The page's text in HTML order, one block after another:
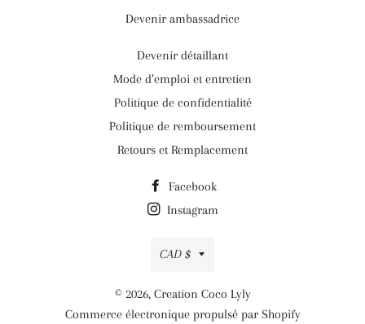
Devenir ambassadrice
Devenir détaillant
Mode d’emploi et entretien
Politique de confidentialité
Politique de remboursement
Retours et Remplacement
Facebook
Instagram
Devise
CAD $
© 2026, Creation Coco Lyly
Commerce électronique propulsé par Shopify